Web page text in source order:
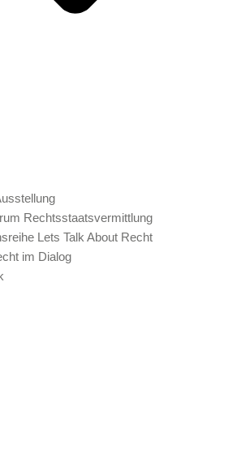
Rechtsstaatsvermittlung
Lets Talk About Recht
im Dialog